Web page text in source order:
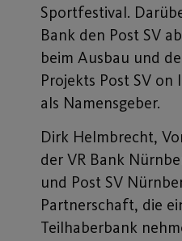
Sportfestival.
Bank den Post SV
beim Ausbau und
Projekts Post SV on
als Namensgeber.
Dirk Helmbrecht,
der VR Bank
und Post SV
Partnerschaft, die
Teilhaberbank